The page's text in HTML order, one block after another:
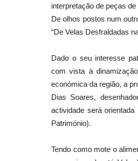
interpretação de peças
De olhos postos num
“De Velas Desfraldadas
Dado o seu interesse
com vista à
económica da região, a
Dias Soares,
actividade será
Património).
Tendo como mote o